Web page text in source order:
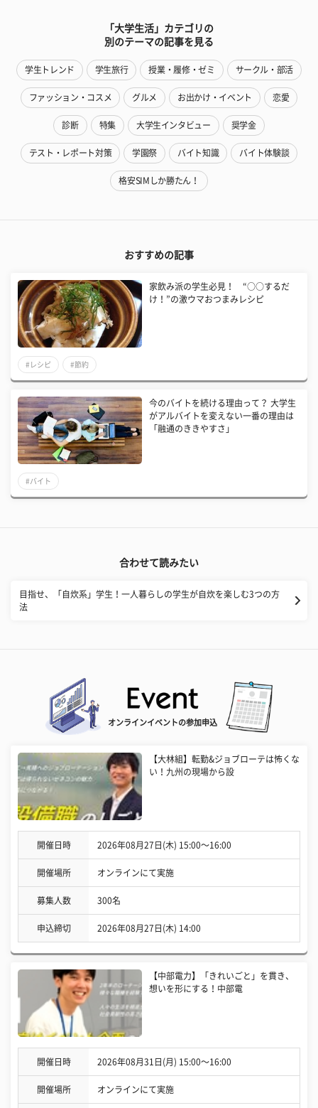
「大学生活」カテゴリの
別のテーマの記事を見る
学生トレンド 学生旅行 授業・履修・ゼミ サークル・部活
ファッション・コスメ グルメ お出かけ・イベント 恋愛
診断 特集 大学生インタビュー 奨学金
テスト・レポート対策 学園祭 バイト知識 バイト体験談
格安SIMしか勝たん！
おすすめの記事
家飲み派の学生必見！ “○○するだ
け！”の激ウマおつまみレシピ
#レシピ #節約
今のバイトを続ける理由って？ 大学生
がアルバイトを変えない一番の理由は
「融通のききやすさ」
#バイト
合わせて読みたい
目指せ、「自炊系」学生！一人暮らしの学生が自炊を楽しむ3つの方
法
オンラインイベントの参加申込
【大林組】転勤&ジョブローテは怖くな
い！九州の現場から設
開催日時 2026年08月27日(木) 15:00〜16:00
開催場所 オンラインにて実施
募集人数 300名
申込締切 2026年08月27日(木) 14:00
【中部電力】「きれいごと」を貫き、
想いを形にする！中部電
開催日時 2026年08月31日(月) 15:00〜16:00
開催場所 オンラインにて実施